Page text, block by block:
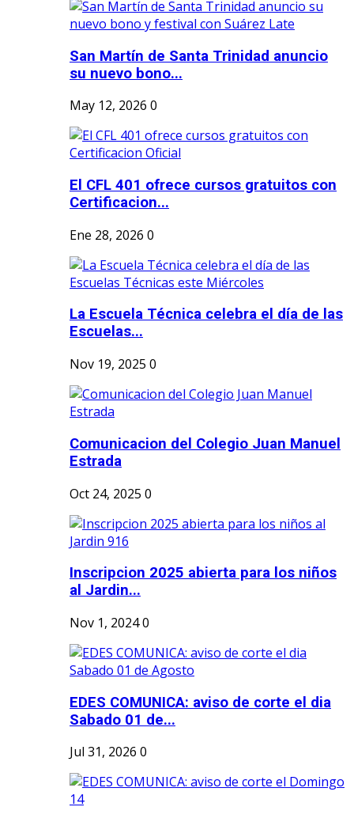
San Martín de Santa Trinidad anuncio
su nuevo bono...
May 12, 2026 0
El CFL 401 ofrece cursos gratuitos con
Certificacion...
Ene 28, 2026 0
La Escuela Técnica celebra el día de las
Escuelas...
Nov 19, 2025 0
Comunicacion del Colegio Juan Manuel
Estrada
Oct 24, 2025 0
Inscripcion 2025 abierta para los niños
al Jardin...
Nov 1, 20240
EDES COMUNICA: aviso de corte el dia
Sabado 01 de...
Jul 31, 2026 0